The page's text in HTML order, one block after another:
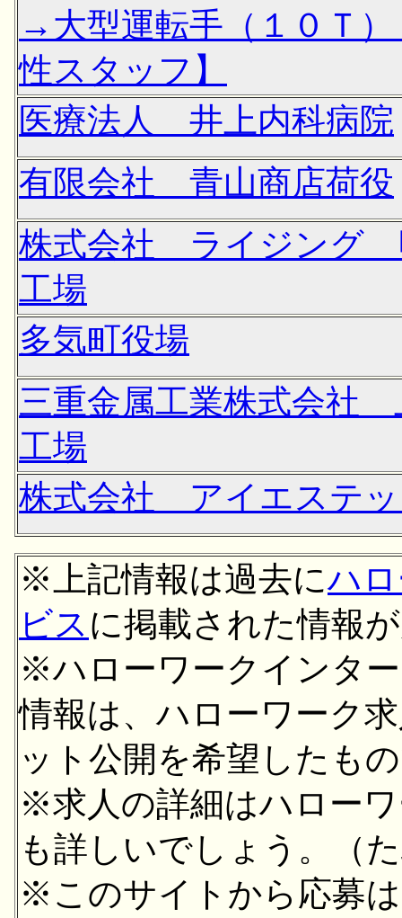
→大型運転手（１０Ｔ）
性スタッフ】
医療法人 井上内科病院
有限会社 青山商店荷役
株式会社 ライジング
工場
多気町役場
三重金属工業株式会社
工場
株式会社 アイエステ
※上記情報は過去にハ
ビス に掲載された情報
※ハローワークインタ
情報は、ハローワーク
ット公開を希望したも
※求人の詳細はハロー
も詳しいでしょう。（
※このサイトから応募